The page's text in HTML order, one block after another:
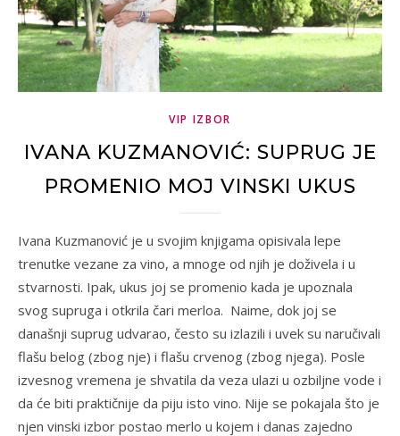
VIP IZBOR
IVANA KUZMANOVIĆ: SUPRUG JE
PROMENIO MOJ VINSKI UKUS
Ivana Kuzmanović je u svojim knjigama opisivala lepe
trenutke vezane za vino, a mnoge od njih je doživela i u
stvarnosti. Ipak, ukus joj se promenio kada je upoznala
svog supruga i otkrila čari merloa. Naime, dok joj se
današnji suprug udvarao, često su izlazili i uvek su naručivali
flašu belog (zbog nje) i flašu crvenog (zbog njega). Posle
izvesnog vremena je shvatila da veza ulazi u ozbiljne vode i
da će biti praktičnije da piju isto vino. Nije se pokajala što je
njen vinski izbor postao merlo u kojem i danas zajedno